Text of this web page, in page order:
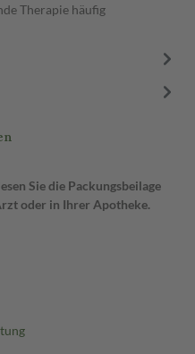
Therapie häufig
Sie die Packungsbeilage
oder in Ihrer Apotheke.